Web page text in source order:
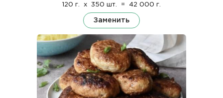
120 г. x 350 шт. = 42 000 г.
Заменить